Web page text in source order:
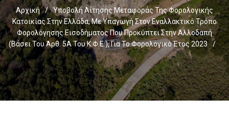
Αρχική /
Υποβολή Αίτησης Μεταφοράς Της Φορολογικής
Κατοικίας Στην Ελλάδα, Με Υπαγωγή Στον Εναλλακτικό Τρόπο
Φορολόγησης Εισοδήματος Που Προκύπτει Στην Αλλοδαπή
(βάσει Του Άρθ. 5Α Του Κ.Φ.Ε.), Για Το Φορολογικό Έτος 2023
/